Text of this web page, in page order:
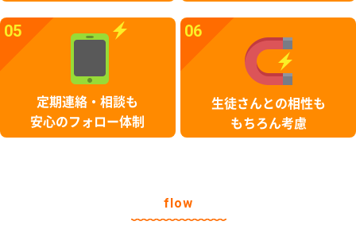
05
定期連絡・相談も
安心のフォロー体制
06
生徒さんとの相性も
もちろん考慮
flow